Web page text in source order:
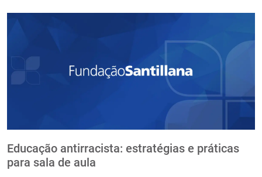
Educação antirracista: estratégias e práticas
para sala de aula